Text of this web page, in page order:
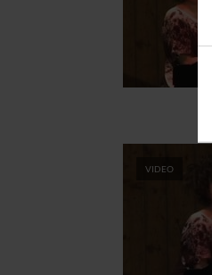
VIDEO